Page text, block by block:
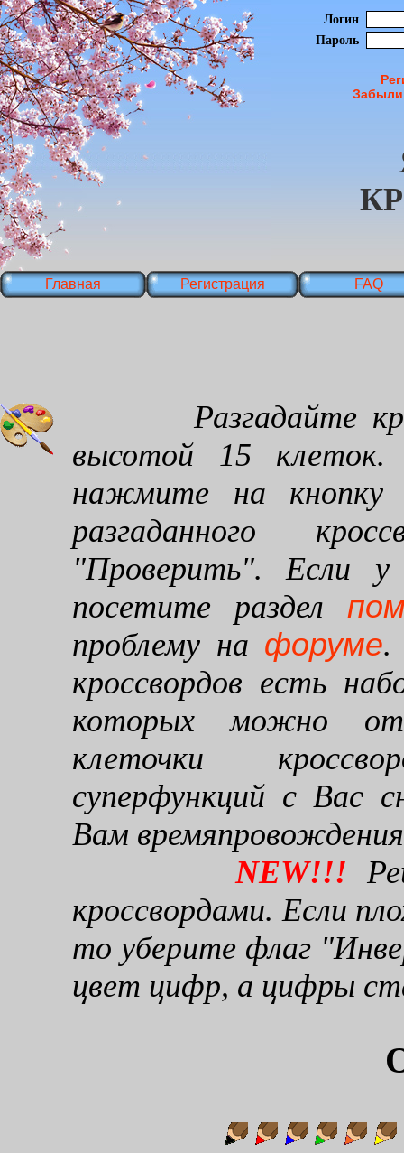
Логин
Пароль
Главная Регистрация FAQ
Разгадайте
высотой 15 клеток.
нажмите на кнопку
разгаданного
"Проверить". Если
посетите раздел
проблему на форуме.
кроссвордов есть
которых можно
клеточки
суперфункций с Вас
Вам
NEW!!!
кроссвордами. Если
то уберите флаг
цвет цифр, а цифры